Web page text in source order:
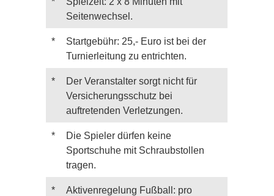
Seitenwechsel.
*
Startgebühr: 25,- Euro ist bei der
Turnierleitung zu entrichten.
*
Der Veranstalter sorgt nicht für
Versicherungsschutz bei
auftretenden Verletzungen.
*
Die Spieler dürfen keine
Sportschuhe mit Schraubstollen
tragen.
*
Aktivenregelung Fußball: pro